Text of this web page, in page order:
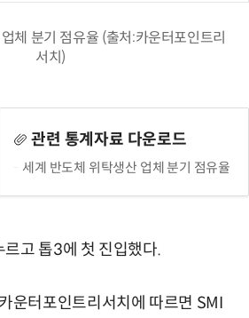
체 분기 점유율 (출처:카운터포인트리
서치)
관련 통계자료 다운로드
세계 반도체 위탁생산 업체 분기 점유율
고 톱3에 첫 진입했다.
운터포인트리서치에 따르면 SMI